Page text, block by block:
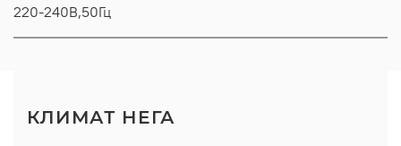
220-240В,50Гц
КЛИМАТ НЕГА